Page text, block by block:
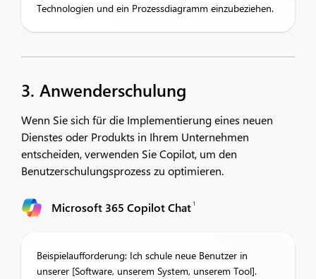
Technologien und ein Prozessdiagramm einzubeziehen.
3. Anwenderschulung
Wenn Sie sich für die Implementierung eines neuen
Dienstes oder Produkts in Ihrem Unternehmen
entscheiden, verwenden Sie Copilot, um den
Benutzerschulungsprozess zu optimieren.
Microsoft 365 Copilot Chat 1
Beispielaufforderung: Ich schule neue Benutzer in
unserer [Software, unserem System, unserem Tool].